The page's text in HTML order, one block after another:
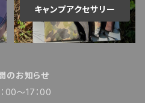
キャンプアクセサリー
のお知らせ
00～17：00